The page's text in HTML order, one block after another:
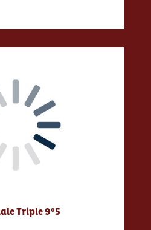
Triple 9°5